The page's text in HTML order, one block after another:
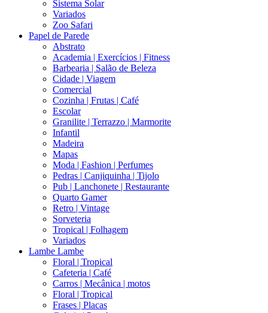
Sistema Solar
Variados
Zoo Safari
Papel de Parede
Abstrato
Academia | Exercícios | Fitness
Barbearia | Salão de Beleza
Cidade | Viagem
Comercial
Cozinha | Frutas | Café
Escolar
Granilite | Terrazzo | Marmorite
Infantil
Madeira
Mapas
Moda | Fashion | Perfumes
Pedras | Canjiquinha | Tijolo
Pub | Lanchonete | Restaurante
Quarto Gamer
Retro | Vintage
Sorveteria
Tropical | Folhagem
Variados
Lambe Lambe
Floral | Tropical
Cafeteria | Café
Carros | Mecânica | motos
Floral | Tropical
Frases | Placas